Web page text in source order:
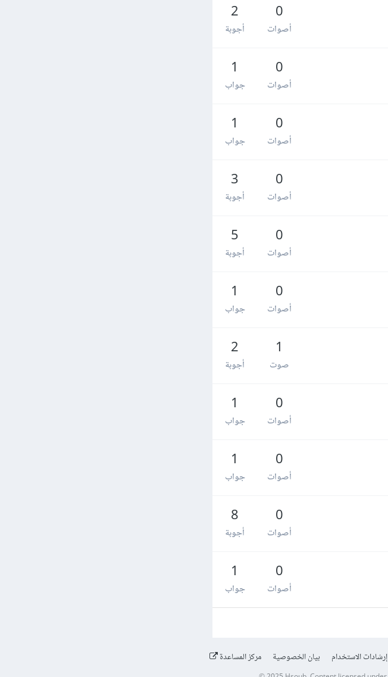
0
أصوات
2
أجوبة
0
أصوات
1
جواب
0
أصوات
1
جواب
0
أصوات
3
أجوبة
0
أصوات
5
أجوبة
0
أصوات
1
جواب
1
صوت
2
أجوبة
0
أصوات
1
جواب
0
أصوات
1
جواب
0
أصوات
8
أجوبة
0
أصوات
1
جواب
إرشادات الاستخدام بيان الخصوصية مركز المساعدة